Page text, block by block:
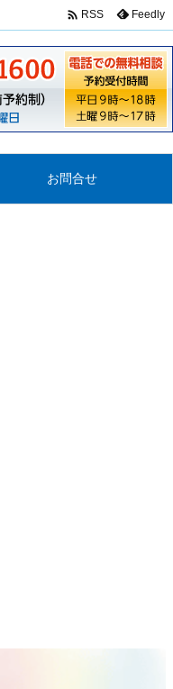
お問合せ
 RSS Feedly